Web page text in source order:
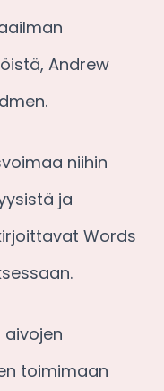
Andrew
niihin
ja
Words
toimimaan